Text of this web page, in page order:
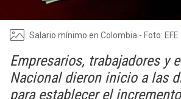
Salario mínimo en Colombia - Foto: EFE
Empresarios, trabajadores y
Nacional dieron inicio a las
para establecer el